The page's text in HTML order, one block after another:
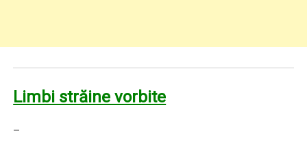
Limbi străine vorbite
–